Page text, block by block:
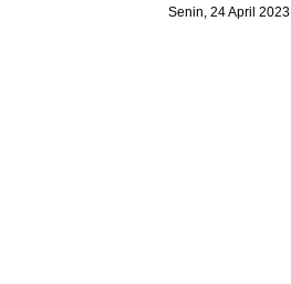
Senin, 24 April 2023